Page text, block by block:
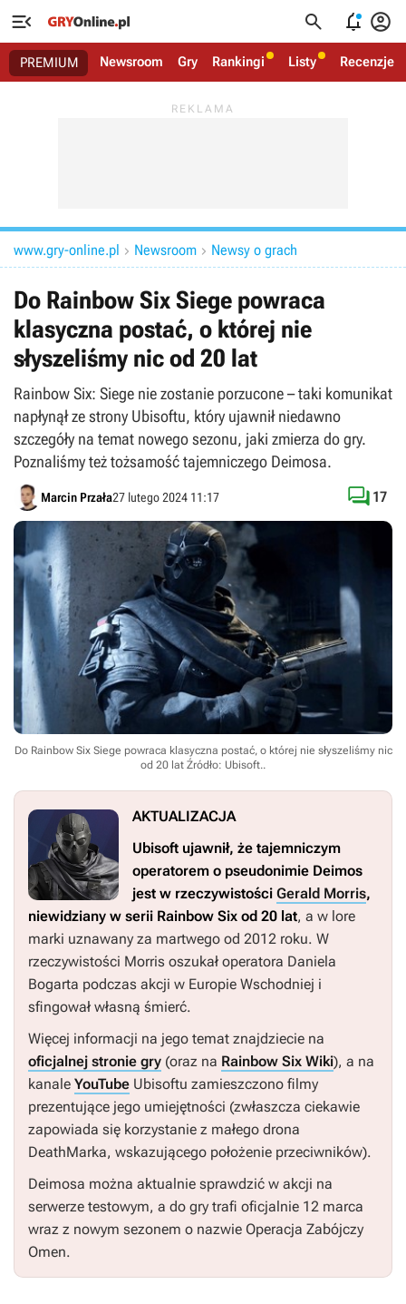
   
PREMIUM Newsroom Gry Rankingi Listy Recenzje
www.gry-online.pl  Newsroom  Newsy o grach
Do Rainbow Six Siege powraca
klasyczna postać, o której nie
słyszeliśmy nic od 20 lat
Rainbow Six: Siege nie zostanie porzucone – taki komunikat
napłynął ze strony Ubisoftu, który ujawnił niedawno
szczegóły na temat nowego sezonu, jaki zmierza do gry.
Poznaliśmy też tożsamość tajemniczego Deimosa.
Marcin Przała27 lutego 2024 11:17  17
Do Rainbow Six Siege powraca klasyczna postać, o której nie słyszeliśmy nic
od 20 lat Źródło: Ubisoft..
AKTUALIZACJA
Ubisoft ujawnił, że tajemniczym
operatorem o pseudonimie Deimos
jest w rzeczywistości Gerald Morris,
niewidziany w serii Rainbow Six od 20 lat, a w lore
marki uznawany za martwego od 2012 roku. W
rzeczywistości Morris oszukał operatora Daniela
Bogarta podczas akcji w Europie Wschodniej i
sfingował własną śmierć.
Więcej informacji na jego temat znajdziecie na
oficjalnej stronie gry (oraz na Rainbow Six Wiki), a na
kanale YouTube Ubisoftu zamieszczono filmy
prezentujące jego umiejętności (zwłaszcza ciekawie
zapowiada się korzystanie z małego drona
DeathMarka, wskazującego położenie przeciwników).
Deimosa można aktualnie sprawdzić w akcji na
serwerze testowym, a do gry trafi oficjalnie 12 marca
wraz z nowym sezonem o nazwie Operacja Zabójczy
Omen.